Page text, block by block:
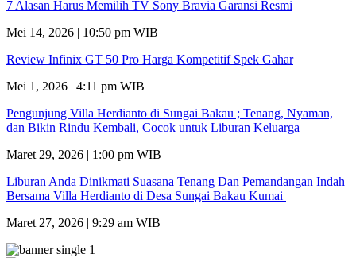
7 Alasan Harus Memilih TV Sony Bravia Garansi Resmi
Mei 14, 2026 | 10:50 pm WIB
Review Infinix GT 50 Pro Harga Kompetitif Spek Gahar
Mei 1, 2026 | 4:11 pm WIB
Pengunjung Villa Herdianto di Sungai Bakau ; Tenang, Nyaman,
dan Bikin Rindu Kembali, Cocok untuk Liburan Keluarga
Maret 29, 2026 | 1:00 pm WIB
Liburan Anda Dinikmati Suasana Tenang Dan Pemandangan Indah
Bersama Villa Herdianto di Desa Sungai Bakau Kumai
Maret 27, 2026 | 9:29 am WIB